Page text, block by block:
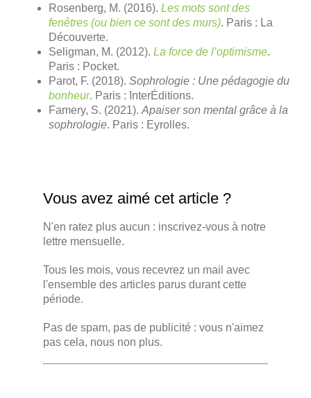
Rosenberg, M. (2016). Les mots sont des
fenêtres (ou bien ce sont des murs). Paris : La
Découverte.
Seligman, M. (2012). La force de l’optimisme.
Paris : Pocket.
Parot, F. (2018). Sophrologie : Une pédagogie du
bonheur. Paris : InterÉditions.
Famery, S. (2021). Apaiser son mental grâce à la
sophrologie. Paris : Eyrolles.
Vous avez aimé cet article ?
N'en ratez plus aucun : inscrivez-vous à notre
lettre mensuelle.
Tous les mois, vous recevrez un mail avec
l'ensemble des articles parus durant cette
période.
Pas de spam, pas de publicité : vous n'aimez
pas cela, nous non plus.